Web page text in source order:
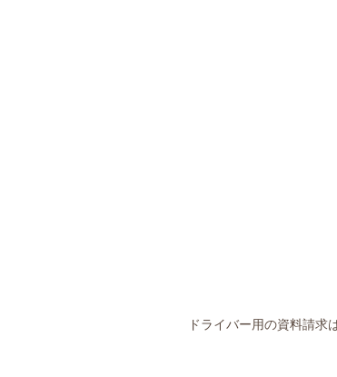
ドライバー用の資料請求